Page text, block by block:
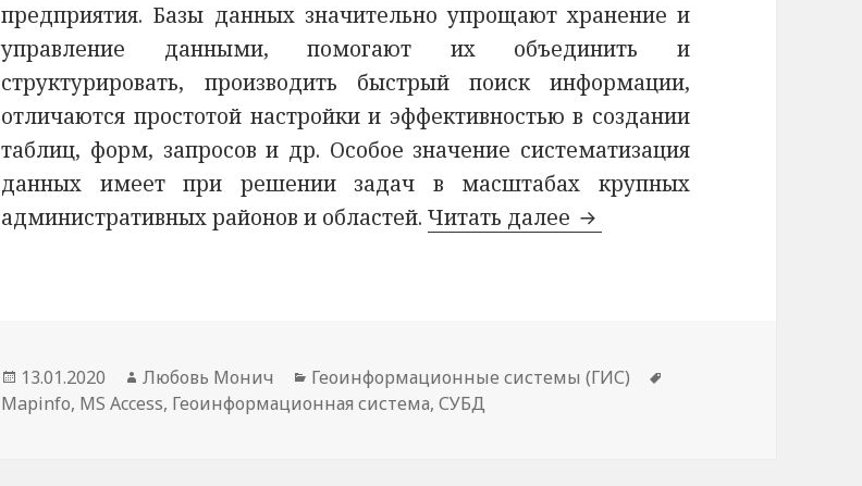
предприятия. Базы данных значительно упрощают хранение и
управление данными, помогают их объединить и
структурировать, производить быстрый поиск информации,
отличаются простотой настройки и эффективностью в создании
таблиц, форм, запросов и др. Особое значение систематизация
данных имеет при решении задач в масштабах крупных
административных районов и областей.Читать далее СОЗДАНИЕ БАЗЫ ДАННЫХ
Опубликовано
13.01.2020 Автор
Любовь Монич Рубрики
Геоинформационные системы (ГИС)
Mapinfo, MS Access, Геоинформационная система,СУБД